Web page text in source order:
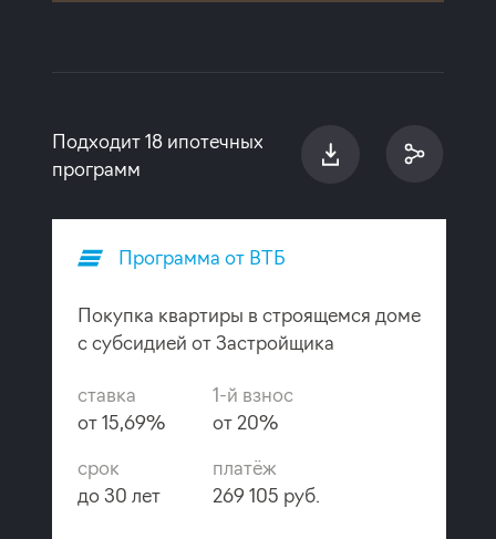
Подходит 18 ипотечных
программ
Программа от ВТБ
Покупка квартиры в строящемся доме
с субсидией от Застройщика
ставка
от 15,69%
1-й взнос
от 20%
срок
до 30 лет
платёж
269 105 руб.